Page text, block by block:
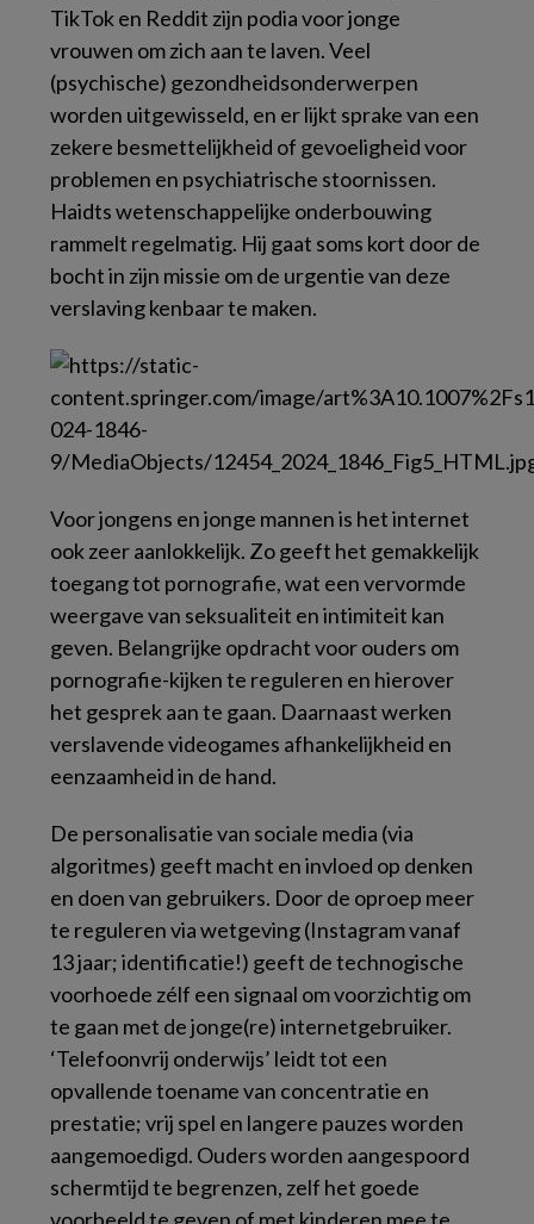
TikTok en Reddit zijn podia voor jonge
vrouwen om zich aan te laven. Veel
(psychische) gezondheidsonderwerpen
worden uitgewisseld, en er lijkt sprake van een
zekere besmettelijkheid of gevoeligheid voor
problemen en psychiatrische stoornissen.
Haidts wetenschappelijke onderbouwing
rammelt regelmatig. Hij gaat soms kort door de
bocht in zijn missie om de urgentie van deze
verslaving kenbaar te maken.
Voor jongens en jonge mannen is het internet
ook zeer aanlokkelijk. Zo geeft het gemakkelijk
toegang tot pornografie, wat een vervormde
weergave van seksualiteit en intimiteit kan
geven. Belangrijke opdracht voor ouders om
pornografie-kijken te reguleren en hierover
het gesprek aan te gaan. Daarnaast werken
verslavende videogames afhankelijkheid en
eenzaamheid in de hand.
De personalisatie van sociale media (via
algoritmes) geeft macht en invloed op denken
en doen van gebruikers. Door de oproep meer
te reguleren via wetgeving (Instagram vanaf
13 jaar; identificatie!) geeft de technogische
voorhoede zélf een signaal om voorzichtig om
te gaan met de jonge(re) internetgebruiker.
‘Telefoonvrij onderwijs’ leidt tot een
opvallende toename van concentratie en
prestatie; vrij spel en langere pauzes worden
aangemoedigd. Ouders worden aangespoord
schermtijd te begrenzen, zelf het goede